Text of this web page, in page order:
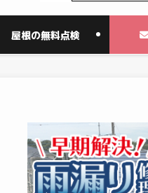
屋根の無料点検